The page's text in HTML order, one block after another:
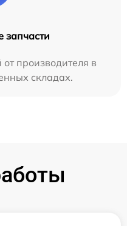
запчасти
производителя в
складах.